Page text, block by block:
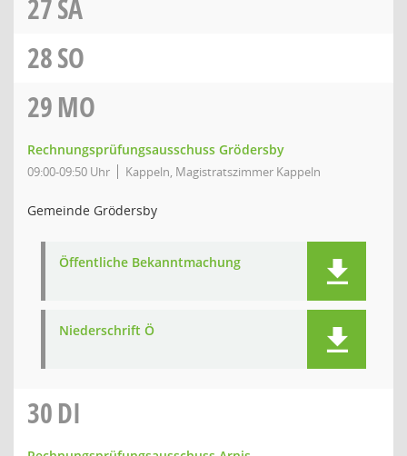
27SA
28SO
29MO
Rechnungsprüfungsausschuss Grödersby
09:00-09:50 Uhr Kappeln, Magistratszimmer Kappeln
Gemeinde Grödersby
Öffentliche Bekanntmachung
Niederschrift Ö
30DI